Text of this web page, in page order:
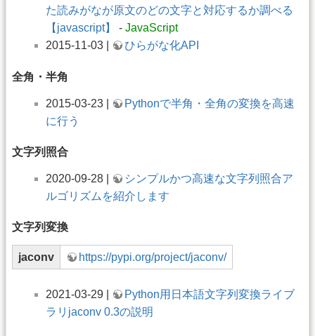
た読みがなが原文のどの文字と対応するか調べる
【javascript】
- JavaScript
2015-11-03 |
ひらがな化API
全角・半角
2015-03-23 |
Pythonで半角・全角の変換を高速
に行う
文字列照合
2020-09-28 |
シンプルかつ高速な文字列照合ア
ルゴリズムを紹介します
文字列変換
jaconv https://pypi.org/project/jaconv/
2021-03-29 |
Python用日本語文字列変換ライブ
ラリjaconv 0.3の説明